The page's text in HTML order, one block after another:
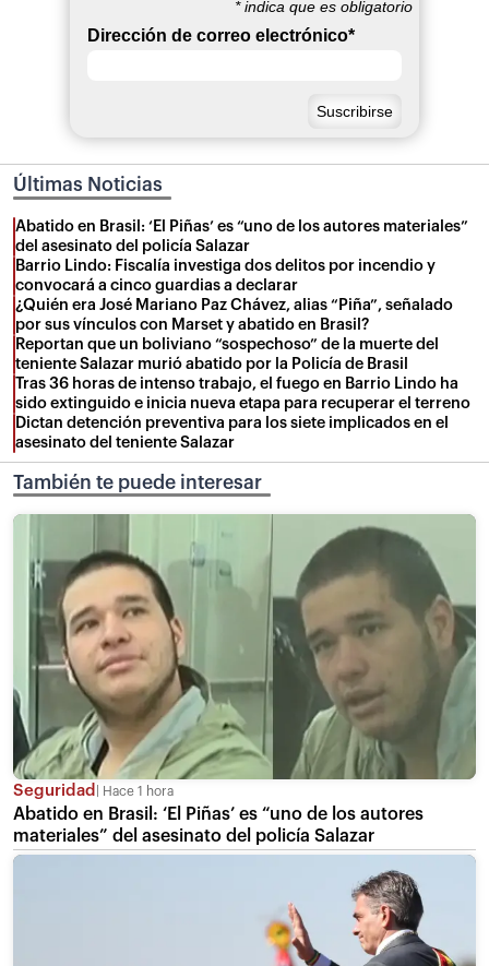
*indica que es obligatorio
Dirección de correo electrónico*
Últimas Noticias
Abatido en Brasil: ‘El Piñas’ es “uno de los autores materiales”
del asesinato del policía Salazar
Barrio Lindo: Fiscalía investiga dos delitos por incendio y
convocará a cinco guardias a declarar
¿Quién era José Mariano Paz Chávez, alias “Piña”, señalado
por sus vínculos con Marset y abatido en Brasil?
Reportan que un boliviano “sospechoso” de la muerte del
teniente Salazar murió abatido por la Policía de Brasil
Tras 36 horas de intenso trabajo, el fuego en Barrio Lindo ha
sido extinguido e inicia nueva etapa para recuperar el terreno
Dictan detención preventiva para los siete implicados en el
asesinato del teniente Salazar
También te puede interesar
Seguridad Hace 1 hora
Abatido en Brasil: ‘El Piñas’ es “uno de los autores
materiales” del asesinato del policía Salazar